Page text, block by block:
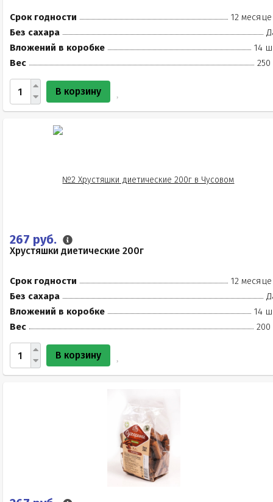
Срок годности
12
Без сахара
Вложений в коробке
14
Вес
250
В корзину
267 руб.
Хрустяшки диетические 200г
Срок годности
12
Без сахара
Вложений в коробке
14
Вес
200
В корзину